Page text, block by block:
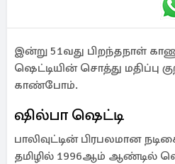
இன்று 51வது பிறந்தநாள்
ஷெட்டியின் சொத்து மதிப்பு
காண்போம்.
ஷில்பா ஷெட்டி
பாலிவுட்டின் பிரபலமான
தமிழில் 1996ஆம் ஆண்டில்